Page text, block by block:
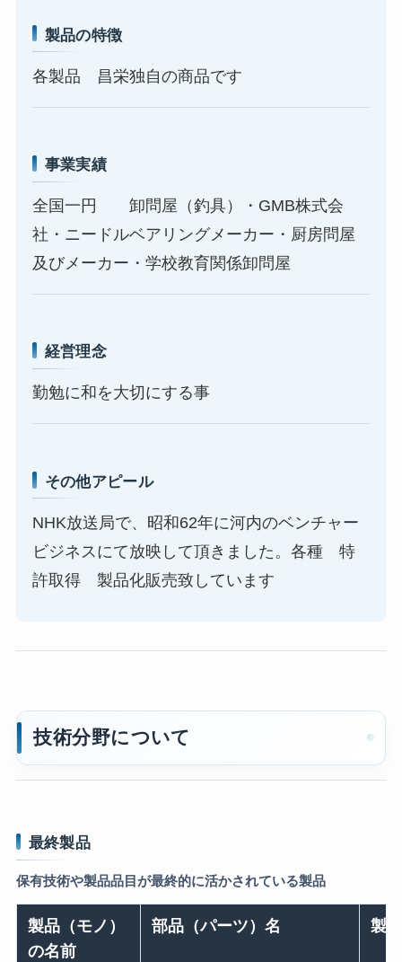
製品の特徴
各製品 昌栄独自の商品です
事業実績
全国一円 卸問屋（釣具）・GMB株式会
社・ニードルベアリングメーカー・厨房問屋
及びメーカー・学校教育関係卸問屋
経営理念
勤勉に和を大切にする事
その他アピール
NHK放送局で、昭和62年に河内のベンチャー
ビジネスにて放映して頂きました。各種 特
許取得 製品化販売致しています
技術分野について
最終製品
保有技術や製品品目が最終的に活かされている製品
製品（モノ）
の名前
部品（パーツ）名 製